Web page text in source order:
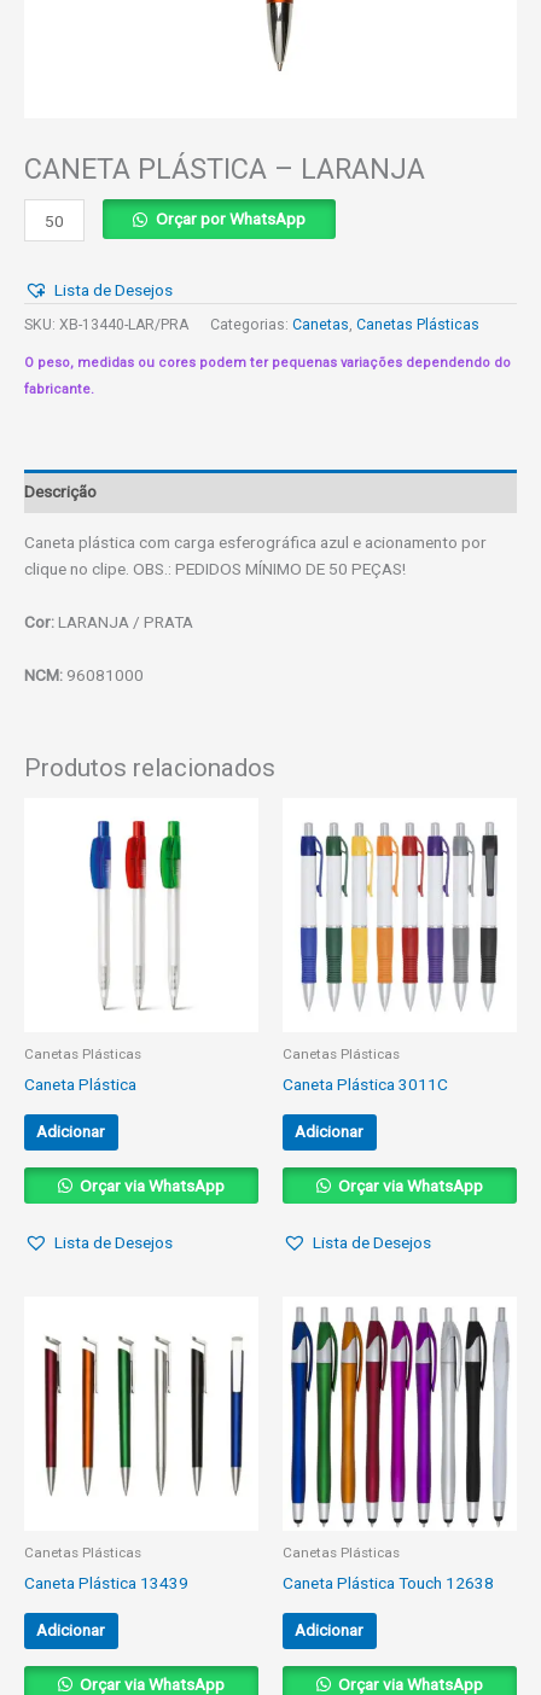
CANETA PLÁSTICA – LARANJA
CANETA
PLÁSTICA
LARANJA
quantidade
Orçar por WhatsApp
Lista de Desejos
SKU: XB-13440-LAR/PRA Categorias: Canetas, Canetas Plásticas
O peso, medidas ou cores podem ter pequenas variações dependendo do
fabricante.
Descrição
Caneta plástica com carga esferográfica azul e acionamento por
clique no clipe. OBS.: PEDIDOS MÍNIMO DE 50 PEÇAS!
Cor:LARANJA / PRATA
NCM: 96081000
Produtos relacionados
Canetas Plásticas
Caneta Plástica
Adicionar
Orçar via WhatsApp
Lista de Desejos
Canetas Plásticas
Caneta Plástica 3011C
Adicionar
Orçar via WhatsApp
Lista de Desejos
Canetas Plásticas
Caneta Plástica 13439
Adicionar
Orçar via WhatsApp
Canetas Plásticas
Caneta Plástica Touch 12638
Adicionar
Orçar via WhatsApp